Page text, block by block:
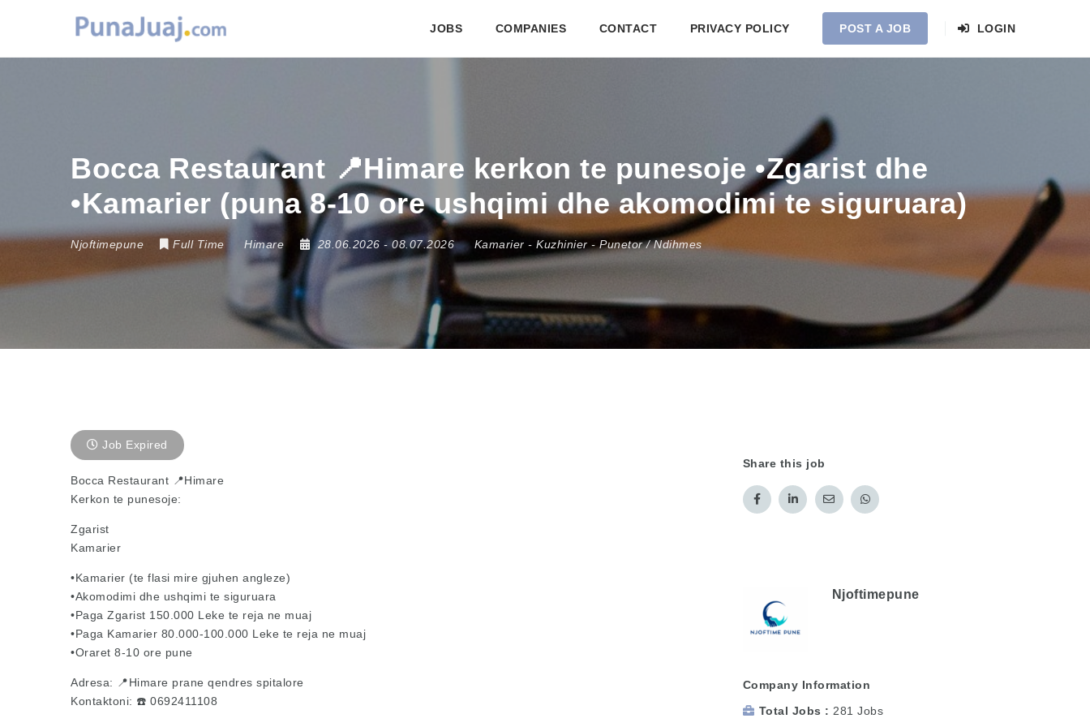
JOBS COMPANIES CONTACT PRIVACY POLICY POST A JOB LOGIN
Bocca Restaurant 📍Himare kerkon te punesoje •Zgarist dhe
•Kamarier (puna 8-10 ore ushqimi dhe akomodimi te siguruara)
Njoftimepune Full Time Himare 28.06.2026 - 08.07.2026 Kamarier - Kuzhinier -Punetor / Ndihmes
Job Expired
Bocca Restaurant 📍Himare
Kerkon te punesoje:
Zgarist
Kamarier
•Kamarier (te flasi mire gjuhen angleze)
•Akomodimi dhe ushqimi te siguruara
•Paga Zgarist 150.000 Leke te reja ne muaj
•Paga Kamarier 80.000-100.000 Leke te reja ne muaj
•Oraret 8-10 ore pune
Adresa: 📍Himare prane qendres spitalore
Kontaktoni: ☎️ 0692411108
Share this job
Njoftimepune
Company Information
Total Jobs
281 Jobs